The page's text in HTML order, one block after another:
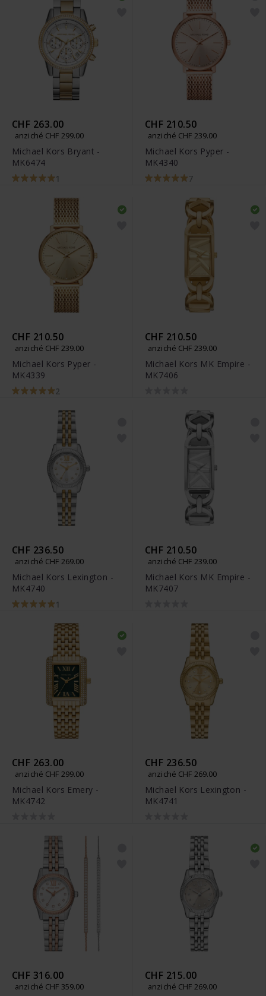
CHF 263.00
anziché CHF 299.00
Michael Kors Bryant -
MK6474
1
CHF 210.50
anziché CHF 239.00
Michael Kors Pyper -
MK4340
7
CHF 210.50
anziché CHF 239.00
Michael Kors Pyper -
MK4339
2
CHF 210.50
anziché CHF 239.00
Michael Kors MK Empire -
MK7406
CHF 236.50
anziché CHF 269.00
Michael Kors Lexington -
MK4740
1
CHF 210.50
anziché CHF 239.00
Michael Kors MK Empire -
MK7407
CHF 263.00
anziché CHF 299.00
Michael Kors Emery -
MK4742
CHF 236.50
anziché CHF 269.00
Michael Kors Lexington -
MK4741
CHF 316.00
anziché CHF 359.00
CHF 215.00
anziché CHF 269.00